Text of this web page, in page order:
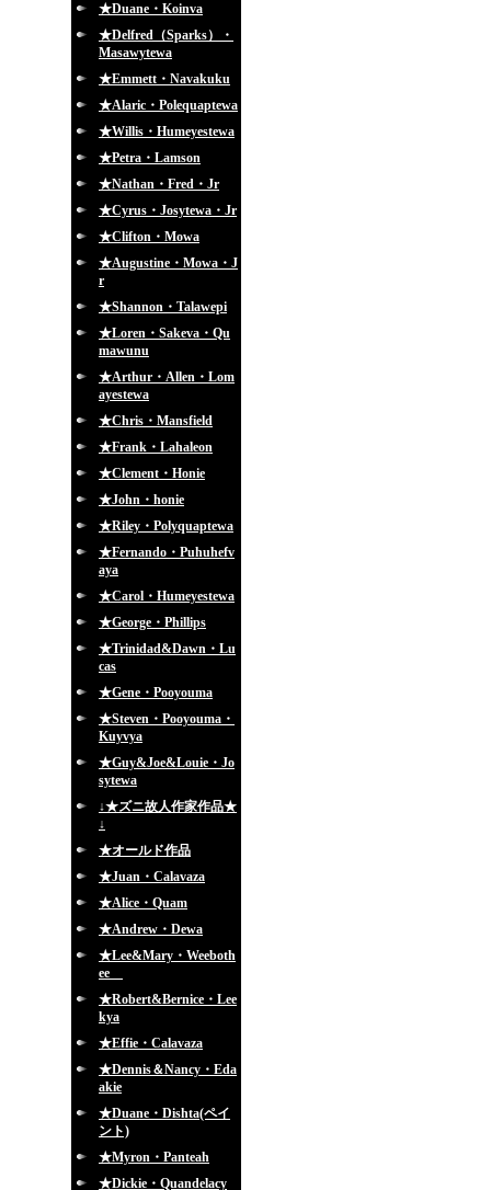
★Duane・Koinva
★Delfred（Sparks）・
Masawytewa
★Emmett・Navakuku
★Alaric・Polequaptewa
★Willis・Humeyestewa
★Petra・Lamson
★Nathan・Fred・Jr
★Cyrus・Josytewa・Jr
★Clifton・Mowa
★Augustine・Mowa・J
r
★Shannon・Talawepi
★Loren・Sakeva・Qu
mawunu
★Arthur・Allen・Lom
ayestewa
★Chris・Mansfield
★Frank・Lahaleon
★Clement・Honie
★John・honie
★Riley・Polyquaptewa
★Fernando・Puhuhefv
aya
★Carol・Humeyestewa
★George・Phillips
★Trinidad&Dawn・Lu
cas
★Gene・Pooyouma
★Steven・Pooyouma・
Kuyvya
★Guy&Joe&Louie・Jo
sytewa
↓★ズニ故人作家作品★
↓
★オールド作品
★Juan・Calavaza
★Alice・Quam
★Andrew・Dewa
★Lee&Mary・Weeboth
ee
★Robert&Bernice・Lee
kya
★Effie・Calavaza
★Dennis＆Nancy・Eda
akie
★Duane・Dishta(ペイ
ント)
★Myron・Panteah
★Dickie・Quandelacy